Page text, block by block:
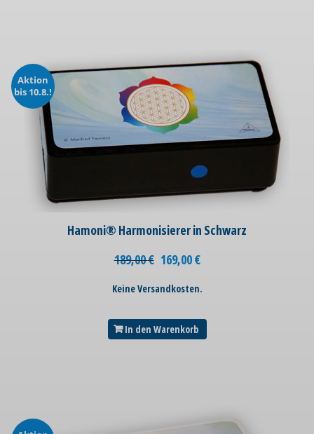
Aktion
bis 10.8.!
Hamoni® Harmonisierer in Schwarz
189,00€ 169,00€
Keine Versandkosten.
In den Warenkorb